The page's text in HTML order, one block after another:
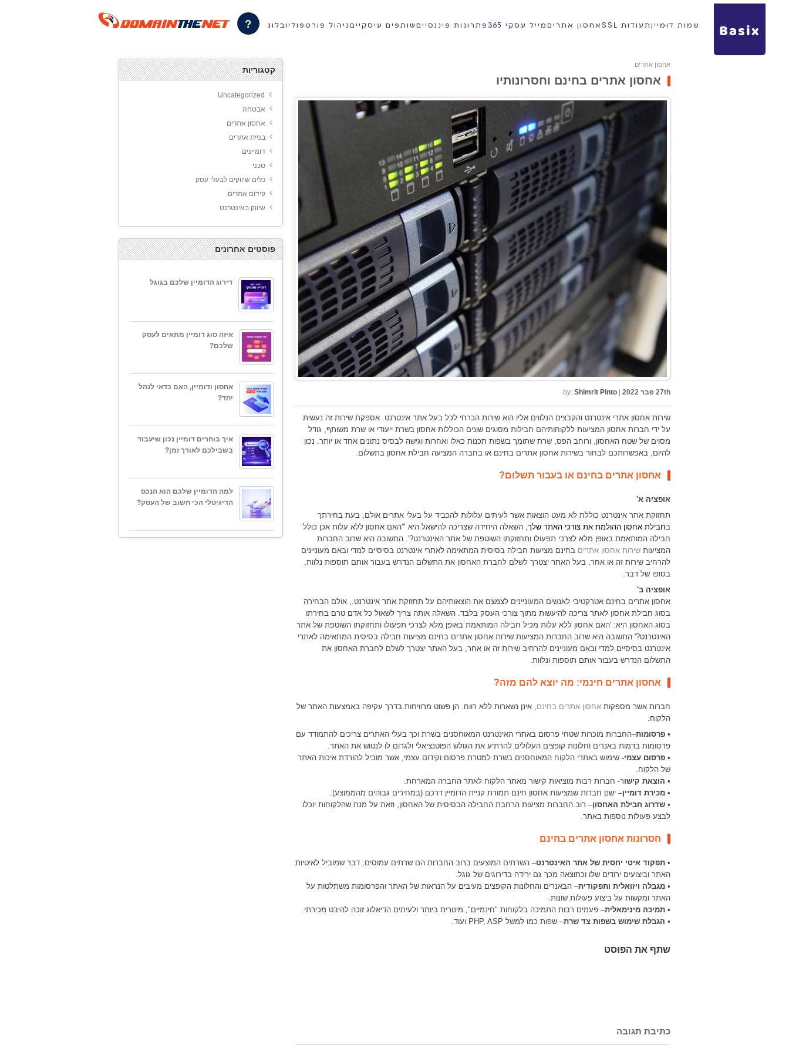
Basix שמות דומייןתעודות SSL אחסון אתריםמייל עסקי 365 פתרונות פיננסייםשותפים עיסקייםניהול פורטפוליובלוג
אחסון אתרים
אחסון אתרים בחינם וחסרונותיו
27th פבר 2022 by: Shimrit Pinto
שירות אחסון אתרי אינטרנט והקבצים הנלווים אליו הוא שירות הכרחי לכל בעל אתר אינטרנט. אספקת שירות זה נעשית
על ידי חברות אחסון המציעות ללקוחותיהם חבילות מסוגים שונים הכוללות אחסון בשרת ייעודי או שרת משותף, גודל
מסוים של שטח האחסון, ורוחב הפס, שרת שתומך בשפות תכנות כאלו ואחרות וגישה לבסיס נתונים אחד או יותר. נכון
להיום, באפשרותכם לבחור בשירות אחסון אתרים בחינם או בחברה המציעה חבילת אחסון בתשלום.
אחסון אתרים בחינם או בעבור תשלום?
אופציה א'
תחזוקת אתר אינטרנט כוללת לא מעט הוצאות אשר לעיתים עלולות להכביד על בעלי אתרים אולם, בעת בחירתך
בחבילת אחסון ההולמת את צורכי האתר שלך, השאלה היחידה שצריכה להישאל היא "'האם אחסון ללא עלות אכן כולל
חבילה המותאמת באופן מלא לצרכי תפעולו ותחזוקתו השוטפת של אתר האינטרנט?'. התשובה היא שרוב החברות
המציעות שירות אחסון אתרים בחינם מציעות חבילה בסיסית המתאימה לאתרי אינטרנט בסיסיים למדי ובאם מעוניינים
להרחיב שירות זה או אחר, בעל האתר יצטרך לשלם לחברת האחסון את התשלום הנדרש בעבור אותם תוספות נלוות,
בסופו של דבר.
אופציה ב'
אחסון אתרים בחינם אטרקטיבי לאנשים המעוניינים לצמצם את הוצאותיהם על תחזוקת אתר אינטרנט., אולם הבחירה
בסוג חבילת אחסון לאתר צריכה להיעשות מתוך צורכי העסק בלבד. השאלה אותה צריך לשאול כל אדם טרם בחירתו
בסוג האחסון היא: 'האם אחסון ללא עלות מכיל חבילה המותאמת באופן מלא לצרכי תפעולו ותחזוקתו השוטפת של אתר
האינטרנט?' התשובה היא שרוב החברות המציעות שירות אחסון אתרים בחינם מציעות חבילה בסיסית המתאימה לאתרי
אינטרנט בסיסיים למדי ובאם מעוניינים להרחיב שירות זה או אחר, בעל האתר יצטרך לשלם לחברת האחסון את
התשלום הנדרש בעבור אותם תוספות ונלוות.
אחסון אתרים חינמי: מה יוצא להם מזה?
חברות אשר מספקות אחסון אתרים בחינם, אינן נשארות ללא רווח. הן פשוט מרוויחות בדרך עקיפה באמצעות האתר של
הלקוח:
• פרסומות–החברות מוכרות שטחי פרסום באתרי האינטרנט המאוחסנים בשרת וכך בעלי האתרים צריכים להתמודד עם
פרסומות בדמות באנרים וחלונות קופצים העלולים להרתיע את הגולש הפוטנציאלי ולגרום לו לנטוש את האתר.
• פרסום עצמי- שימוש באתרי הלקוח המאוחסנים בשרת למטרת פרסום וקידום עצמי, אשר מוביל להורדת איכות האתר
של הלקוח.
• הוצאת קישור- חברות רבות מוציאות קישור מאתר הלקוח לאתר החברה המארחת.
• מכירת דומיין– ישנן חברות שמציעות אחסון חינם תמורת קניית הדומיין דרכם (במחירים גבוהים מהממוצע).
• שדרוג חבילת האחסון– רוב החברות מציעות הרחבת החבילה הבסיסית של האחסון, וזאת על מנת שהלקוחות יוכלו
לבצע פעולות נוספות באתר.
חסרונות אחסון אתרים בחינם
• תפקוד איטי יחסית של אתר האינטרנט– השרתים המוצעים ברוב החברות הם שרתים עמוסים, דבר שמוביל לאיטיות
האתר וביצועים ירודים שלו וכתוצאה מכך גם ירידה בדירוגים של גוגל.
• מגבלה ויזואלית ותפקודית– הבאנרים והחלונות הקופצים מעיבים על הנראות של האתר והפרסומות משתלטות על
האתר ומקשות על ביצוע פעולות שונות.
• תמיכה מינימאלית– פעמים רבות התמיכה בלקוחות "חינמיים", מינורית ביותר ולעיתים הדיאלוג זוכה להיבט מכירתי.
• הגבלת שימוש בשפות צד שרת– שפות כמו למשל PHP, ASP ועוד.
שתף את הפוסט
כתיבת תגובה
קטגוריות
Uncategorized
אבטחה
אחסון אתרים
בניית אתרים
דומיינים
טכני
כלים שיווקים לבעלי עסק
קידום אתרים
שיווק באינטרנט
פוסטים אחרונים
דירוג הדומיין שלכם בגוגל
איזה סוג דומיין מתאים לעסק
שלכם?
אחסון ודומיין, האם כדאי לנהל
יחד?
איך בוחרים דומיין נכון שיעבוד
בשבילכם לאורך זמן?
למה הדומיין שלכם הוא הנכס
הדיגיטלי הכי חשוב של העסק?